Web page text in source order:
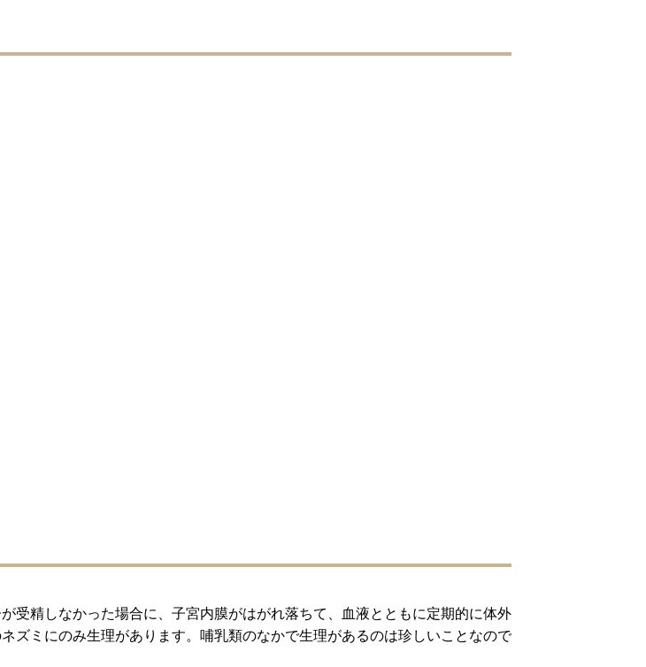
受精しなかった場合に、子宮内膜がはがれ落ちて、血液とともに定期的に体外
ズミにのみ生理があります。哺乳類のなかで生理があるのは珍しいことなので